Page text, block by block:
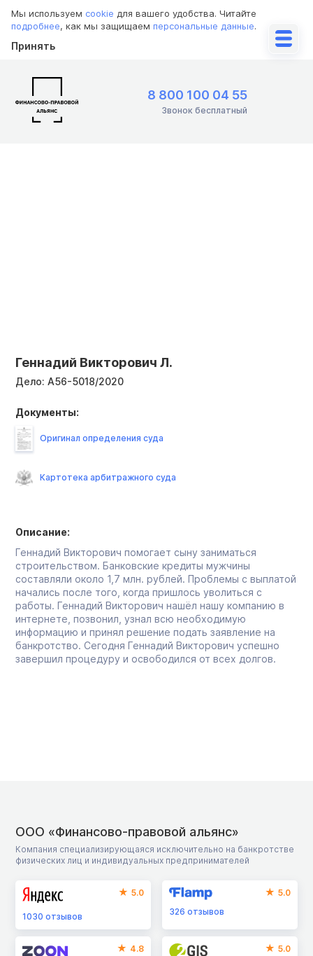
Мы используем cookie для вашего удобства. Читайте
подробнее, как мы защищаем персональные данные.
Принять
8 800 100 04 55
Звонок бесплатный
Геннадий Викторович Л.
Дело: А56-5018/2020
Описание:
Геннадий Викторович помогает сыну заниматься
строительством. Банковские кредиты мужчины
составляли около 1,7 млн. рублей. Проблемы с выплатой
начались после того, когда пришлось уволиться с
работы. Геннадий Викторович нашёл нашу компанию в
интернете, позвонил, узнал всю необходимую
информацию и принял решение подать заявление на
банкротство. Сегодня Геннадий Викторович успешно
завершил процедуру и освободился от всех долгов.
Документы:
Оригинал определения суда
Картотека арбитражного суда
ООО «Финансово-правовой альянс»
Компания специализирующаяся исключительно на банкротстве
физических лиц и индивидуальных предпринимателей
5.0
1030 отзывов
5.0
326отзывов
4.8 5.0